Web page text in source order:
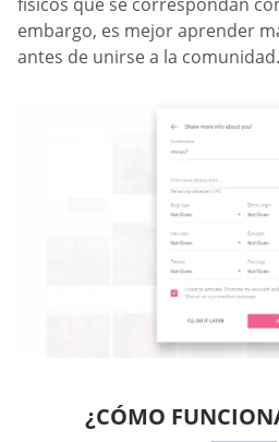
embargo, es mejor aprender
antes de unirse a la comunidad.
¿CÓMO